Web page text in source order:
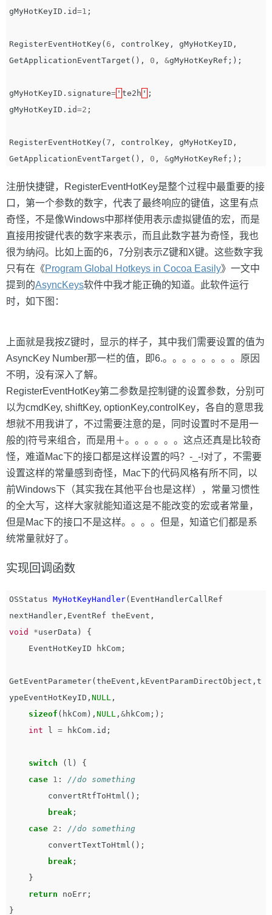
gMyHotKeyID . id=1 ;
RegisterEventHotKey( 6 , controlKey , gMyHotKeyID ,
GetApplicationEventTarget (), 0 , &gMyHotKeyRef ;);
gMyHotKeyID . signature= ' te2h ' ;
gMyHotKeyID . id=2 ;
RegisterEventHotKey( 7 , controlKey , gMyHotKeyID ,
GetApplicationEventTarget (), 0 , &gMyHotKeyRef ;);
注册快捷键，RegisterEventHotKey是整个过程中最重要的接
口，第一个参数的数字，代表了最终响应的键值，这里有点
奇怪，不是像Windows中那样使用表示虚拟键值的宏，而是
直接用按键代表的数字来表示，而且此数字甚为奇怪，我也
很为纳闷。比如上面的6，7分别表示Z键和X键。这些数字我
只有在《Program Global Hotkeys in Cocoa Easily》一文中
提到的AsyncKeys软件中我才能正确的知道。此软件运行
时，如下图：
上面就是我按Z键时，显示的样子，其中我们需要设置的值为
AsyncKey Number那一栏的值，即6.。。。。。。。。原因
不明，没有深入了解。
RegisterEventHotKey第二参数是控制键的设置参数，分别可
以为cmdKey, shiftKey, optionKey,controlKey，各自的意思我
想就不用我讲了，不过需要注意的是，同时设置时不是用一
般的|符号来组合，而是用＋。。。。。。这点还真是比较奇
怪，难道Mac下的接口都是这样设置的吗？-_-!对了，不需要
设置这样的常量感到奇怪，Mac下的代码风格有所不同，以
前Windows下（其实我在其他平台也是这样），常量习惯性
的全大写，这样大家就能知道这是不能改变的宏或者常量，
但是Mac下的接口不是这样。。。。但是，知道它们都是系
统常量就好了。
实现回调函数
OSStatus MyHotKeyHandler( EventHandlerCallRef
nextHandler , EventRef theEvent ,
void
*userData )
{
EventHotKeyID
hkCom ;
GetEventParameter( theEvent , kEventParamDirectObject , t
ypeEventHotKeyID , NULL ,
sizeof ( hkCom ), NULL , &hkCom ;);
int
l = hkCom . id ;
switch ( l )
{
case 1 :
//do something
convertRtfToHtml ();
break ;
case 2 :
//do something
convertTextToHtml ();
break ;
}
return
noErr ;
}